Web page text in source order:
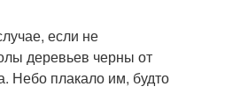
если не
деревьев черны от
Небо плакало им, будто